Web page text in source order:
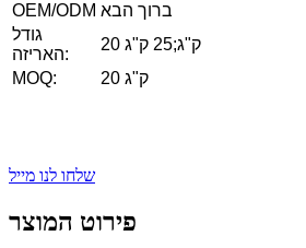
OEM/ODM ברוך הבא
גודל
האריזה:
20 ק"ג;25 ק"ג
MOQ:
20 ק"ג
שלחו לנו מייל
פירוט המוצר